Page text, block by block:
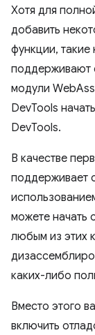
Хотя для
добавить
функции, такие
поддерживают
модули
DevTools
DevTools.
В качестве
поддерживает
можете начать
любым из этих
каких-либо
Вместо этого
включить